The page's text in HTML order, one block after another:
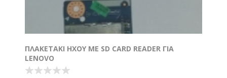
ΠΛΑΚΕΤΑΚΙ ΗΧΟΥ ΜΕ SD CARD READER ΓΙΑ
LENOVO